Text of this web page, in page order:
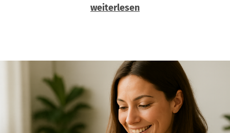
weiterlesen